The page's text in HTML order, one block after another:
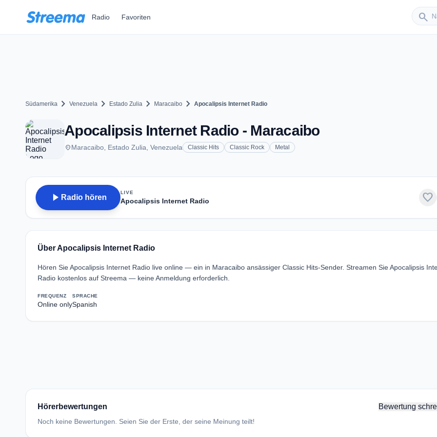
Radio Favoriten search
Sender
Südamerika chevron_right Venezuela chevron_right Estado Zulia chevron_right Maracaibo chevron_right Apocalipsis Internet Radio
Apocalipsis Internet Radio - Maracaibo
placeMaracaibo, Estado Zulia, Venezuela Classic Hits Classic Rock Metal
play_arrow Radio hören
LIVE
Apocalipsis Internet Radio favorite
Über Apocalipsis Internet Radio
Hören Sie Apocalipsis Internet Radio live online — ein in Maracaibo ansässiger Classic Hits-Sender. Streamen Sie Apocalipsis
Radio kostenlos auf Streema — keine Anmeldung erforderlich.
FREQUENZ
Online only
SPRACHE
Spanish
Hörerbewertungen Bewertung
Noch keine Bewertungen. Seien Sie der Erste, der seine Meinung teilt!